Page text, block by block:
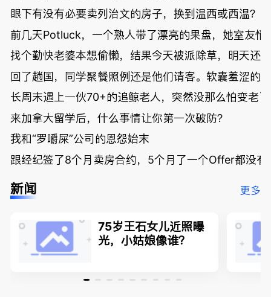
眼下有没有必要卖列治文的房子，换到温西或西温？
前几天Potluck，一个熟人带了漂亮的果盘，她室友悄
找个勤快老婆本想偷懒，结果今天被派除草，明天还
回了趟国，同学聚餐照例还是他们请客。软囊羞涩的
长周末遇上一伙70+的追鲸老人，突然没那么怕变老了
来加拿大留学后，什么事情让你第一次破防？
我和“罗嚼屎”公司的恩怨始末
跟经纪签了8个月卖房合约，5个月了一个Offer都没有
新闻 更多
75岁王石女儿近照曝
光，小姑娘像谁？